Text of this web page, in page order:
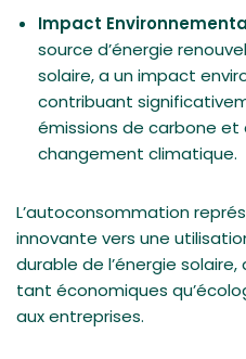
Impact
source d’énergie
solaire, a un impact
contribuant
émissions de carbone
changement climatique.
L’autoconsommation
innovante vers une
durable de l’énergie
tant économiques
aux entreprises.